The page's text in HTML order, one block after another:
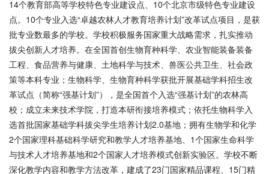
14个教育部高等学校特色专业建设点、10个北京市级特色专业建设
点。10个专业入选“卓越农林人才教育培养计划”改革试点项目，是获
批专业数最多的学校。学校积极服务国家重大战略需求，扎实推动
拔尖创新人才培养。在全国首创生物育种科学、农业智能装备装备
工程、食品营养与健康、土地科学与技术、兽医公共卫生、社会政
策等本科专业；生物科学、生物育种科学获批开展基础学科招生改
革试点（简称“强基计划”），是全国首个入选“强基计划”的农林高
校；成立未来技术学院，打造本研衔接培养模式；依托生物科学入
选首批国家基础学科拔尖学生培养计划2.0基地；拥有生物学和化学
2个国家理科基础科学研究和教学人才培养基地、1个国家生命科学
与技术人才培养基地和2个国家人才培养模式创新实验区。学校不断
深化教学内容和教学方法改革，建成了23门国家精品课程、15门精